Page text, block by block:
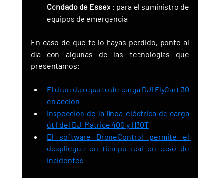
Condado de Essex : para el suministro de
equipos de emergencia
En caso de que te lo hayas perdido, ponte al
día con algunas de las tecnologías que
presentamos:
El dron de reparto de carga DJI FlyCart 30
en acción
Inspección de la línea eléctrica de carga
útil del DJI Matrice 400 y H30T
El software DroneControl permite el
despliegue en tiempo real en caso de
incidentes